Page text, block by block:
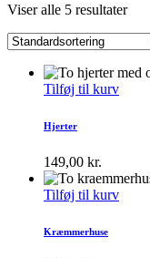
Viser alle 5 resultater
Tilføj til kurv
Hjerter
149,00 kr.
Tilføj til kurv
Kræmmerhuse